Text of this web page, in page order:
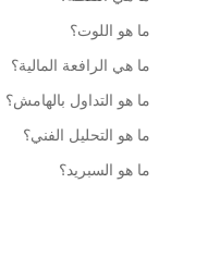
ما هو اللوت؟
ما هي الرافعة المالية؟
ما هو التداول بالهامش؟
ما هو التحليل الفني؟
ما هو السبريد؟